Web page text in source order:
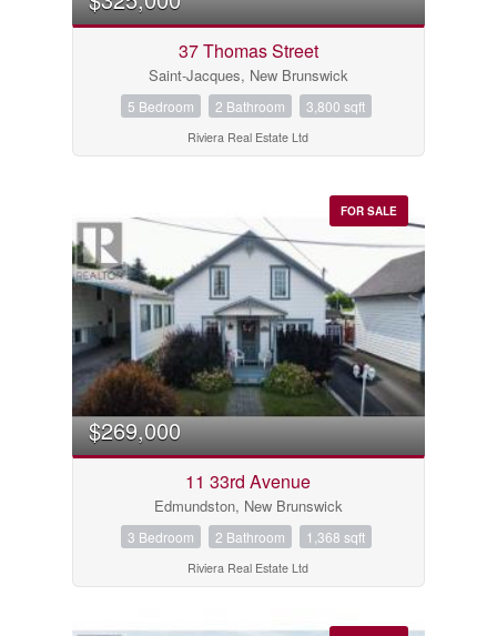
37 Thomas Street
Saint-Jacques, New Brunswick
5 Bedroom 2 Bathroom 3,800 sqft
Riviera Real Estate Ltd
FOR SALE
$269,000
11 33rd Avenue
Edmundston, New Brunswick
3 Bedroom 2 Bathroom 1,368 sqft
Riviera Real Estate Ltd